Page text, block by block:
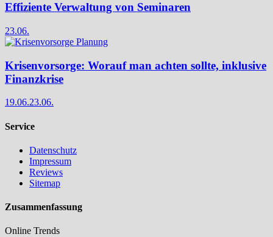
Effiziente Verwaltung von Seminaren
23.06.
Krisenvorsorge: Worauf man achten sollte, inklusive
Finanzkrise
19.06.23.06.
Service
Datenschutz
Impressum
Reviews
Sitemap
Zusammenfassung
Online Trends